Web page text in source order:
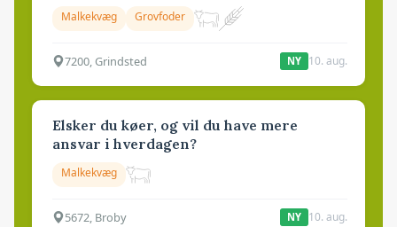
Malkekvæg Grovfoder
7200, Grindsted NY 10. aug.
Elsker du køer, og vil du have mere
ansvar i hverdagen?
Malkekvæg
5672, Broby NY 10. aug.